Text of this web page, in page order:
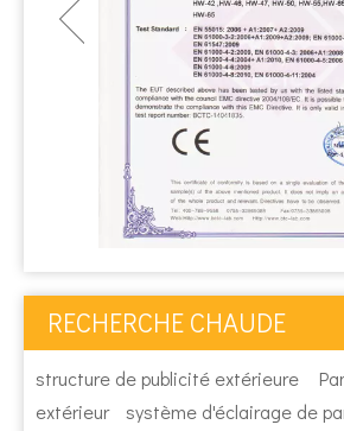
RECHERCHE CHAUDE
structure de publicité extérieure
extérieur
système d'éclairage de